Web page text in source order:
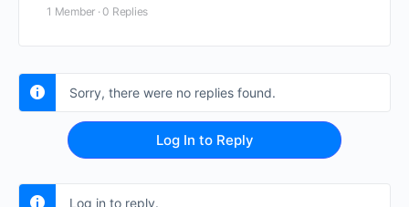
1 Member · 0 Replies
Sorry, there were no replies found.
Log In to Reply
Log in to reply.